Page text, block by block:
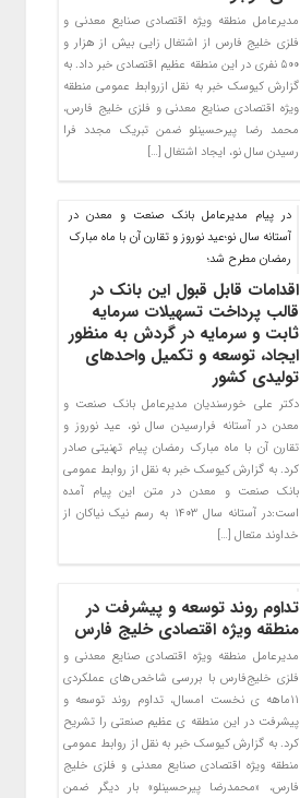
مدیرعامل منطقه ویژه اقتصادی صنایع معدنی و
فلزی خلیج فارس از اشتغال زایی بیش از هزار و
۵۰۰ نفری در این منطقه عظیم اقتصادی خبر داد. به
گزارش کیوسک خبر به نقل ازروابط عمومی منطقه
ویژه اقتصادی صنایع معدنی و فلزی خلیج فارس،
محمد رضا پیرحسینلو ضمن تبریک مجدد فرا
رسیدن سال نو، ایجاد اشتغال […]
در پيام مديرعامل بانك صنعت و معدن در
آستانه سال نو؛عید نوروز و تقارن آن با ماه مبارک
رمضان مطرح شد؛
اقدامات قابل قبول این بانک در
قالب پرداخت تسهیلات سرمایه
ثابت و سرمایه در گردش به منظور
ایجاد، توسعه و تکمیل واحدهای
تولیدی کشور
دکتر علی خورسندیان مدیرعامل بانک صنعت و
معدن در آستانه فرارسیدن سال نو، عید نوروز و
تقارن آن با ماه مبارک رمضان پیام تهنیتی صادر
کرد. به گزارش کیوسک خبر به نقل از روابط عمومی
بانک صنعت و معدن در متن این پیام آمده
است:در آستانه سال ۱۴۰۳ به رسم نیک نیاکان از
خداوند متعال […]
تداوم روند توسعه و پیشرفت در
منطقه ویژه اقتصادی خلیج فارس
مدیرعامل منطقه ویژه اقتصادی صنایع معدنی و
فلزی خلیج‌فارس با بررسی شاخص‌های عملکردی
۱۱ماهه ی نخست امسال، تداوم روند توسعه و
پیشرفت در این منطقه ی عظیم صنعتی را تشریح
کرد. به گزارش کیوسک خبر به نقل از روابط عمومی
منطقه ویژه اقتصادی صنایع معدنی و فلزی خلیج
فارس، «محمدرضا پیرحسینلو» بار دیگر ضمن